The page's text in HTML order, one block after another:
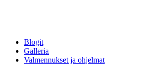
Blogit
Galleria
Valmennukset ja ohjelmat